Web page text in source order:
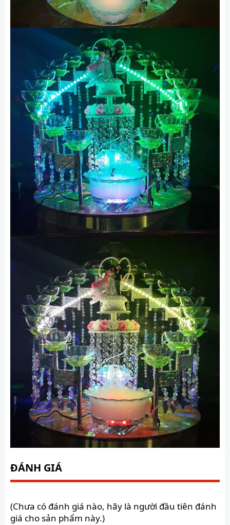
ĐÁNH GIÁ
(Chưa có đánh giá nào, hãy là người đầu tiên đánh
giá cho sản phẩm này.)